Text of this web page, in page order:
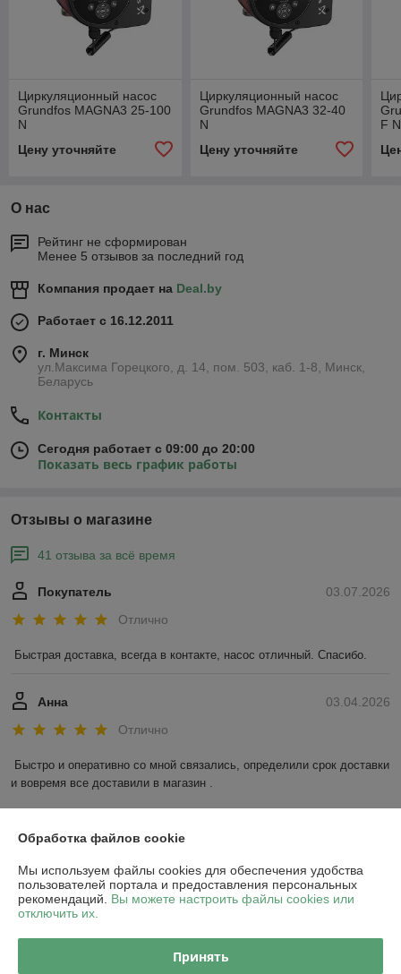
Циркуляционный насос
Grundfos MAGNA3 25-100
N
Цену уточняйте
Циркуляционный насос
Grundfos MAGNA3 32-40
N
Цену уточняйте
F N
О нас
Рейтинг не сформирован
Менее 5 отзывов за последний год
Компания продает на Deal.by
Работает с 16.12.2011
г. Минск
ул.Максима Горецкого, д. 14, пом. 503, каб. 1-8, Минск,
Беларусь
Контакты
Сегодня работает с 09:00 до 20:00
Показать весь график работы
Отзывы о магазине
41 отзыва за всё время
03.07.2026
Покупатель
Отлично
Быстрая доставка, всегда в контакте, насос отличный. Спасибо.
03.04.2026
Анна
Отлично
Быстро и оперативно со мной связались, определили срок доставки
и вовремя все доставили в магазин .
О нас
Контакты
Обработка файлов cookie
Мы используем файлы cookies для обеспечения удобства
пользователей портала и предоставления персональных
рекомендаций. Вы можете настроить файлы cookies или
отключить их.
Принять